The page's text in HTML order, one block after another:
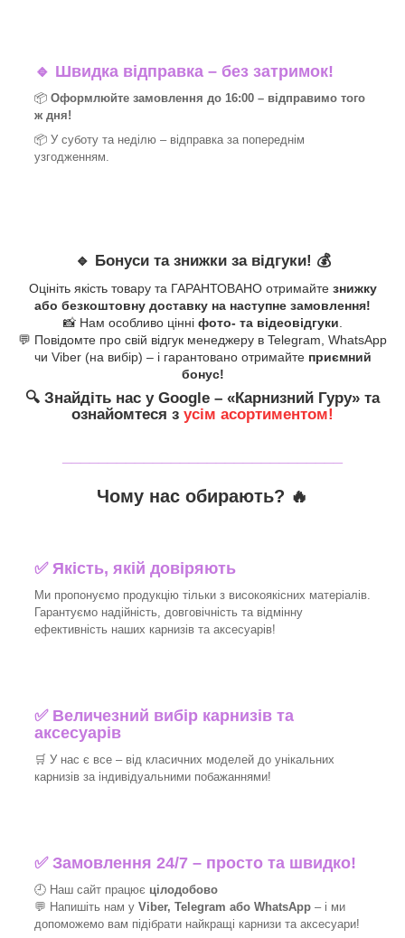
🔹 Швидка відправка – без затримок!
📦 Оформлюйте замовлення до 16:00 – відправимо того
ж дня!
📦 У суботу та неділю – відправка за попереднім
узгодженням.
🔹 Бонуси та знижки за відгуки! 💰
Оцініть якість товару та ГАРАНТОВАНО отримайте знижку
або безкоштовну доставку на наступне замовлення!
📸 Нам особливо цінні фото- та відеовідгуки.
💬 Повідомте про свій відгук менеджеру в Telegram, WhatsApp
чи Viber (на вибір) – і гарантовано отримайте приємний
бонус!
🔍 Знайдіть нас у Google – «Карнизний Гуру» та
ознайомтеся з усім асортиментом!
Чому нас обирають? 🔥
✅Якість, якій довіряють
Ми пропонуємо продукцію тільки з високоякісних матеріалів.
Гарантуємо надійність, довговічність та відмінну
ефективність наших карнизів та аксесуарів!​
✅ Величезний вибір карнизів та
аксесуарів
🛒 У нас є все – від класичних моделей до унікальних
карнизів за індивідуальними побажаннями!​
✅Замовлення 24/7 – просто та швидко!
🕘 Наш сайт працює цілодобово
💬 Напишіть нам у Viber, Telegram або WhatsApp – і ми
допоможемо вам підібрати найкращі карнизи та аксесуари!